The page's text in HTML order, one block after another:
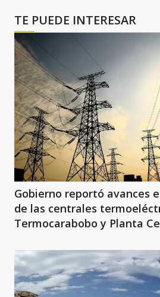
TE PUEDE INTERESAR
Gobierno reportó avances
de las centrales
Termocarabobo y Planta